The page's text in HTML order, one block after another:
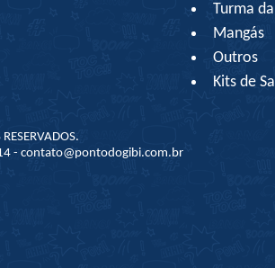
Turma
Mangás
Outros
Kits de
- contato@pontodogibi.com.br